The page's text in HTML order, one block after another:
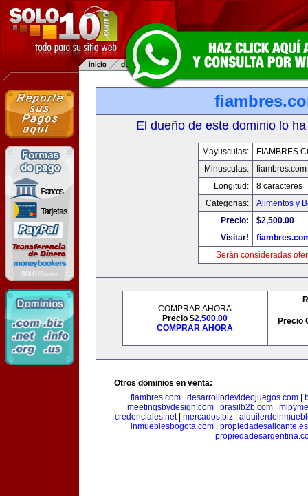
El dueño de este dominio lo
Mayusculas:
Minusculas:
fiambres.com
Longitud:
8 caracteres
Categorias:
Alimentos y
Precio:
$2,500.00
Visitar!
Serán consideradas
COMPRAR AHORA
Precio $2,500.00
COMPRAR AHORA
Precio
Otros dominios en venta:
fiambres.com| desarrollodevideojuegos.com|
meetingsbydesign.com
brasilb2b.com
credenciales.net| mercados.biz
inmueblesbogota.com| propiedadesalicante.es